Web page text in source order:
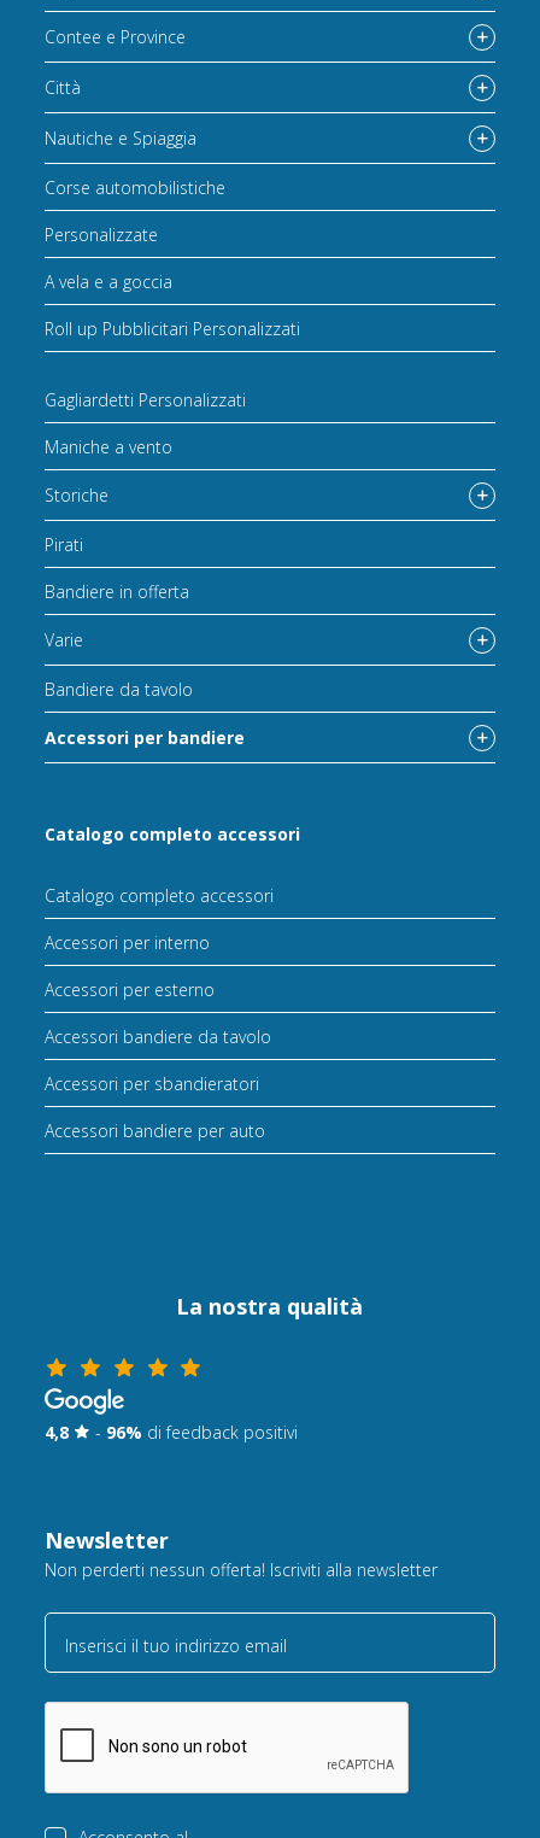
Contee e Province
Città
Nautiche e Spiaggia
Corse automobilistiche
Personalizzate
A vela e a goccia
Roll up Pubblicitari Personalizzati
Gagliardetti Personalizzati
Maniche a vento
Storiche
Pirati
Bandiere in offerta
Varie
Bandiere da tavolo
Accessori per bandiere
Catalogo completo accessori
Catalogo completo accessori
Accessori per interno
Accessori per esterno
Accessori bandiere da tavolo
Accessori per sbandieratori
Accessori bandiere per auto
La nostra qualità
4,8 - 96% di feedback positivi
Newsletter
Non perderti nessun offerta! Iscriviti alla newsletter
Inserisci il tuo indirizzo email